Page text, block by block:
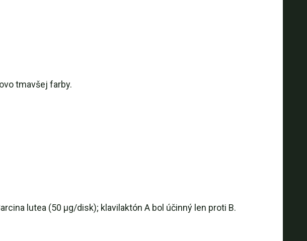
tmavšej farby.
lutea (50 µg/disk); klavilaktón A bol účinný len proti B.